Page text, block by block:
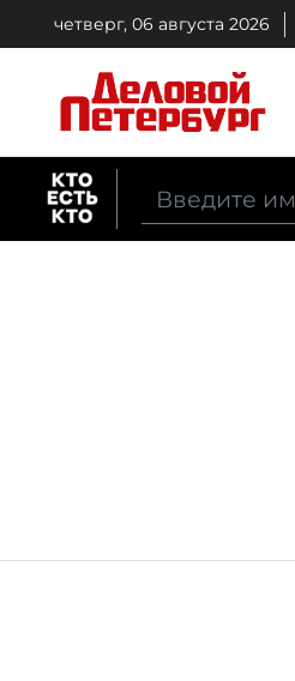
четверг, 06 августа 2026